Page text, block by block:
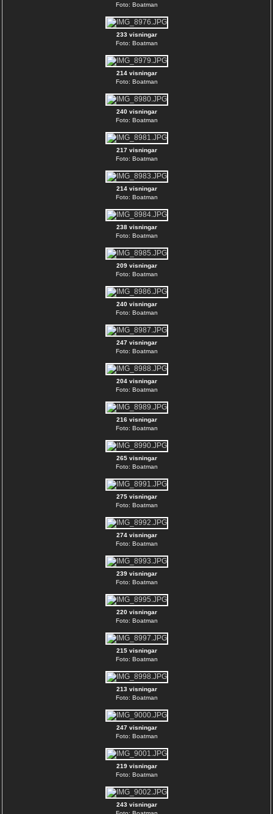
Foto: Boatman
233 visningar
Foto: Boatman
214 visningar
Foto: Boatman
240 visningar
Foto: Boatman
217 visningar
Foto: Boatman
214 visningar
Foto: Boatman
238 visningar
Foto: Boatman
209 visningar
Foto: Boatman
240 visningar
Foto: Boatman
247 visningar
Foto: Boatman
204 visningar
Foto: Boatman
216 visningar
Foto: Boatman
265 visningar
Foto: Boatman
275 visningar
Foto: Boatman
274 visningar
Foto: Boatman
239 visningar
Foto: Boatman
220 visningar
Foto: Boatman
215 visningar
Foto: Boatman
213 visningar
Foto: Boatman
247 visningar
Foto: Boatman
219 visningar
Foto: Boatman
243 visningar